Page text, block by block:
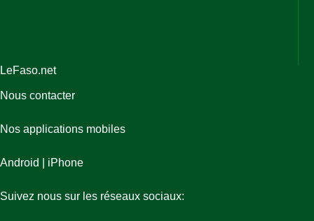
LeFaso.net
Nous contacter
Nos applications mobiles
Android iPhone
Suivez nous sur les réseaux sociaux: